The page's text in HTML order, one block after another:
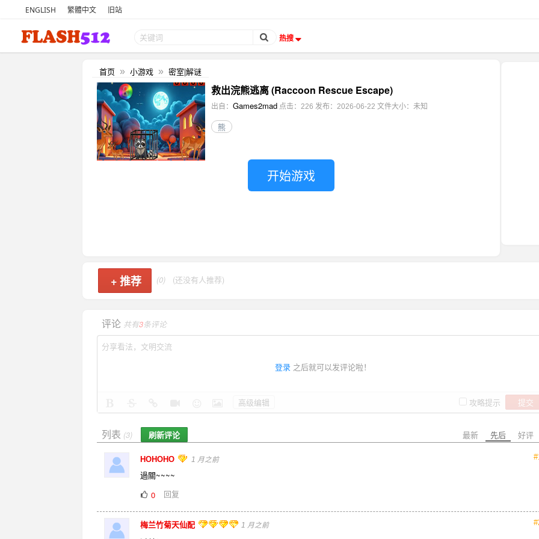
ENGLISH 繁體中文 旧站
热搜
首页 » 小游戏 » 密室|解谜
救出浣熊逃离 (Raccoon Rescue Escape)
出自： Games2mad 点击：226 发布：2026-06-22 文件大小：未知
熊
开始游戏
+ 推荐 (0) (还没有人推荐)
评论 共有3条评论
登录 之后就可以发评论啦！
攻略提示 提交
高级编辑
最新 先后 好评
列表 (3) 刷新评论
HOHOHO 1 月之前
過關~~~~
0
回复
梅兰竹菊天仙配 1 月之前